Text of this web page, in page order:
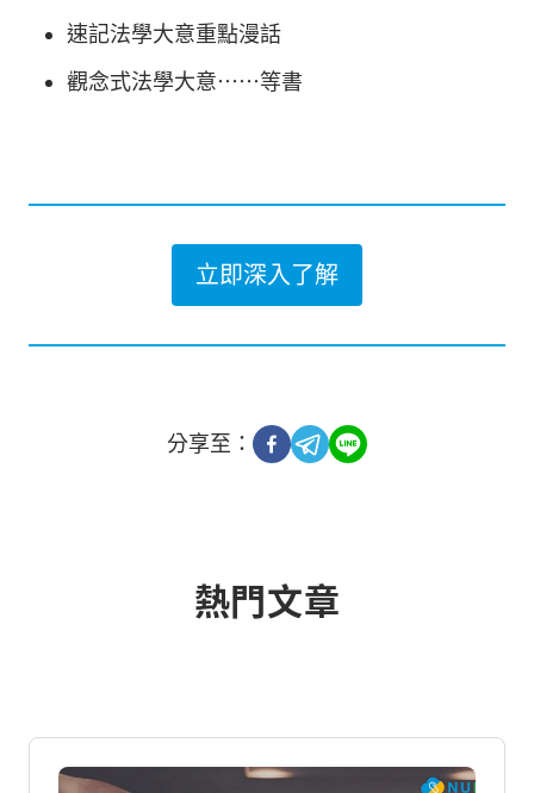
速記法學大意重點漫話
觀念式法學大意⋯⋯等書
立即深入了解
分享至：
熱門文章